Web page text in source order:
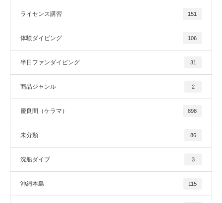
ライセンス講習 151
体験ダイビング 106
半日ファンダイビング 31
商品ジャンル 2
慶良間（ケラマ） 898
未分類 86
沈船ダイブ 3
沖縄本島 115